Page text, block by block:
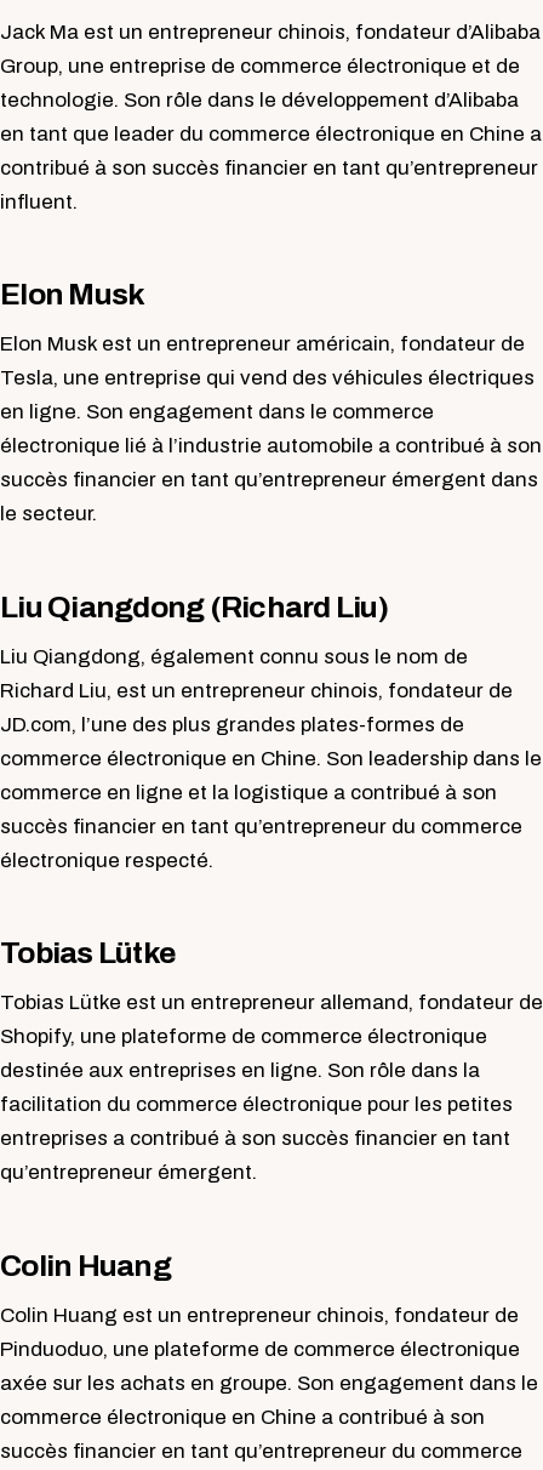
Jack Ma est un entrepreneur chinois, fondateur d’Alibaba
Group, une entreprise de commerce électronique et de
technologie. Son rôle dans le développement d’Alibaba
en tant que leader du commerce électronique en Chine a
contribué à son succès financier en tant qu’entrepreneur
influent.
Elon Musk
Elon Musk est un entrepreneur américain, fondateur de
Tesla, une entreprise qui vend des véhicules électriques
en ligne. Son engagement dans le commerce
électronique lié à l’industrie automobile a contribué à son
succès financier en tant qu’entrepreneur émergent dans
le secteur.
Liu Qiangdong (Richard Liu)
Liu Qiangdong, également connu sous le nom de
Richard Liu, est un entrepreneur chinois, fondateur de
JD.com, l’une des plus grandes plates-formes de
commerce électronique en Chine. Son leadership dans le
commerce en ligne et la logistique a contribué à son
succès financier en tant qu’entrepreneur du commerce
électronique respecté.
Tobias Lütke
Tobias Lütke est un entrepreneur allemand, fondateur de
Shopify, une plateforme de commerce électronique
destinée aux entreprises en ligne. Son rôle dans la
facilitation du commerce électronique pour les petites
entreprises a contribué à son succès financier en tant
qu’entrepreneur émergent.
Colin Huang
Colin Huang est un entrepreneur chinois, fondateur de
Pinduoduo, une plateforme de commerce électronique
axée sur les achats en groupe. Son engagement dans le
commerce électronique en Chine a contribué à son
succès financier en tant qu’entrepreneur du commerce